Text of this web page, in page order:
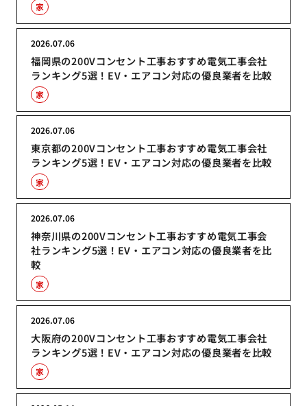
家
福岡県の200Vコンセント工事おすすめ電気工事会社
ランキング5選！EV・エアコン対応の優良業者を比較
2026.07.06
家
東京都の200Vコンセント工事おすすめ電気工事会社
ランキング5選！EV・エアコン対応の優良業者を比較
2026.07.06
家
神奈川県の200Vコンセント工事おすすめ電気工事会
社ランキング5選！EV・エアコン対応の優良業者を比
較
2026.07.06
家
大阪府の200Vコンセント工事おすすめ電気工事会社
ランキング5選！EV・エアコン対応の優良業者を比較
2026.07.06
家